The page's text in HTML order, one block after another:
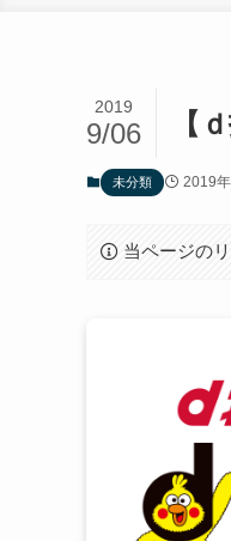
【
2019
9/06
未分類 2019
当ページの